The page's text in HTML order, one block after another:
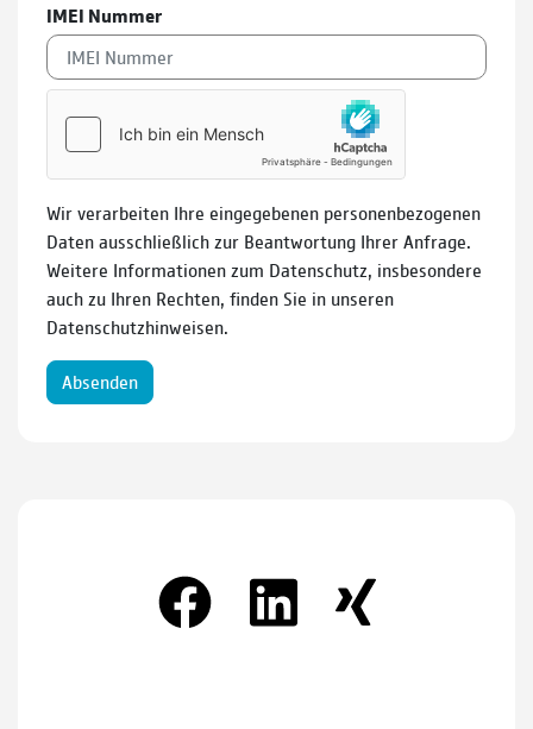
IMEI Nummer
Wir verarbeiten Ihre eingegebenen personenbezogenen
Daten ausschließlich zur Beantwortung Ihrer Anfrage.
Weitere Informationen zum Datenschutz, insbesondere
auch zu Ihren Rechten, finden Sie in unseren
Datenschutzhinweisen.
Absenden
Kundenbewertungen und Erfahrungen zu
CMC COMPUTER & SERVICE